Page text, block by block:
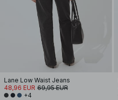
Lane Low Waist Jeans
48,96 EUR 69,95 EUR
+4